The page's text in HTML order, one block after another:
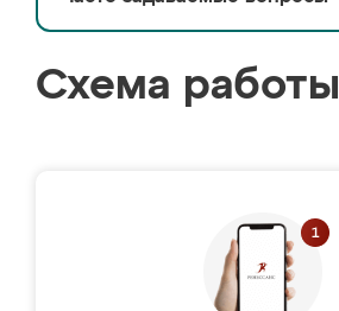
Схема работы